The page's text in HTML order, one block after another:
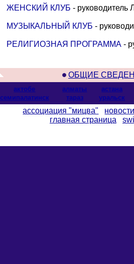
ЖЕНСКИЙ КЛУБ - руководитель
МУЗЫКАЛЬНЫЙ КЛУБ -
РЕЛИГИОЗНАЯ ПРОГРАММА -
ОБЩИЕ
актобе алматы
астана
cемипалатинск
тараз уральск
ассоциация "мицва"
главная страница